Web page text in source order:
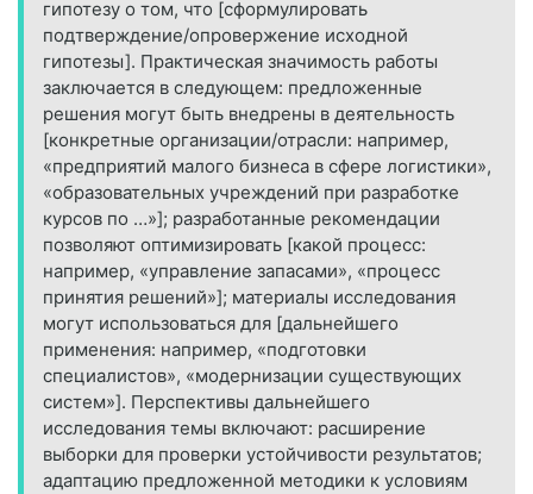
гипотезу о том, что [сформулировать
подтверждение/опровержение исходной
гипотезы]. Практическая значимость работы
заключается в следующем: предложенные
решения могут быть внедрены в деятельность
[конкретные организации/отрасли: например,
«предприятий малого бизнеса в сфере логистики»,
«образовательных учреждений при разработке
курсов по …»]; разработанные рекомендации
позволяют оптимизировать [какой процесс:
например, «управление запасами», «процесс
принятия решений»]; материалы исследования
могут использоваться для [дальнейшего
применения: например, «подготовки
специалистов», «модернизации существующих
систем»]. Перспективы дальнейшего
исследования темы включают: расширение
выборки для проверки устойчивости результатов;
адаптацию предложенной методики к условиям